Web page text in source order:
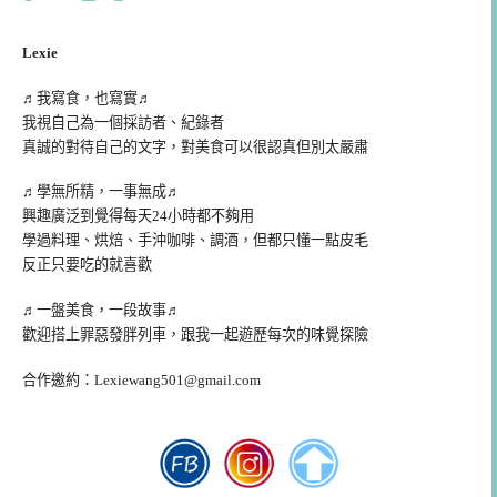
Lexie
♬我寫食，也寫實♬
我視自己為一個採訪者、紀錄者
真誠的對待自己的文字，對美食可以很認真但別太嚴肅
♬學無所精，一事無成♬
興趣廣泛到覺得每天24小時都不夠用
學過料理、烘焙、手沖咖啡、調酒，但都只懂一點皮毛
反正只要吃的就喜歡
♬一盤美食，一段故事♬
歡迎搭上罪惡發胖列車，跟我一起遊歷每次的味覺探險
合作邀約： Lexiewang501@gmail.com